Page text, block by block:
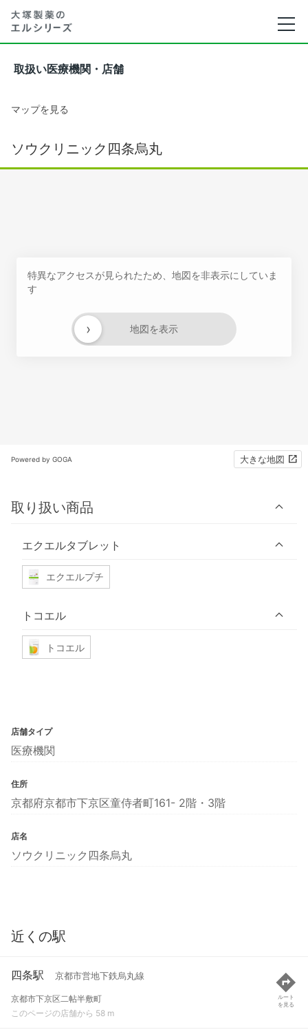
取扱い医療機関・店舗
マップを見る
ソウクリニック四条烏丸
特異なアクセスが見られたため、地図を非表示にしていま
す
地図を表示
›
Powered by GOGA 大きな地図
取り扱い商品
エクエルタブレット
エクエルプチ
トコエル
トコエル
店舗タイプ
医療機関
住所
京都府京都市下京区童侍者町161- 2階・3階
店名
ソウクリニック四条烏丸
近くの駅
四条駅 京都市営地下鉄烏丸線
京都市下京区二帖半敷町
このページの店舗から 58 m
ルート
を見る